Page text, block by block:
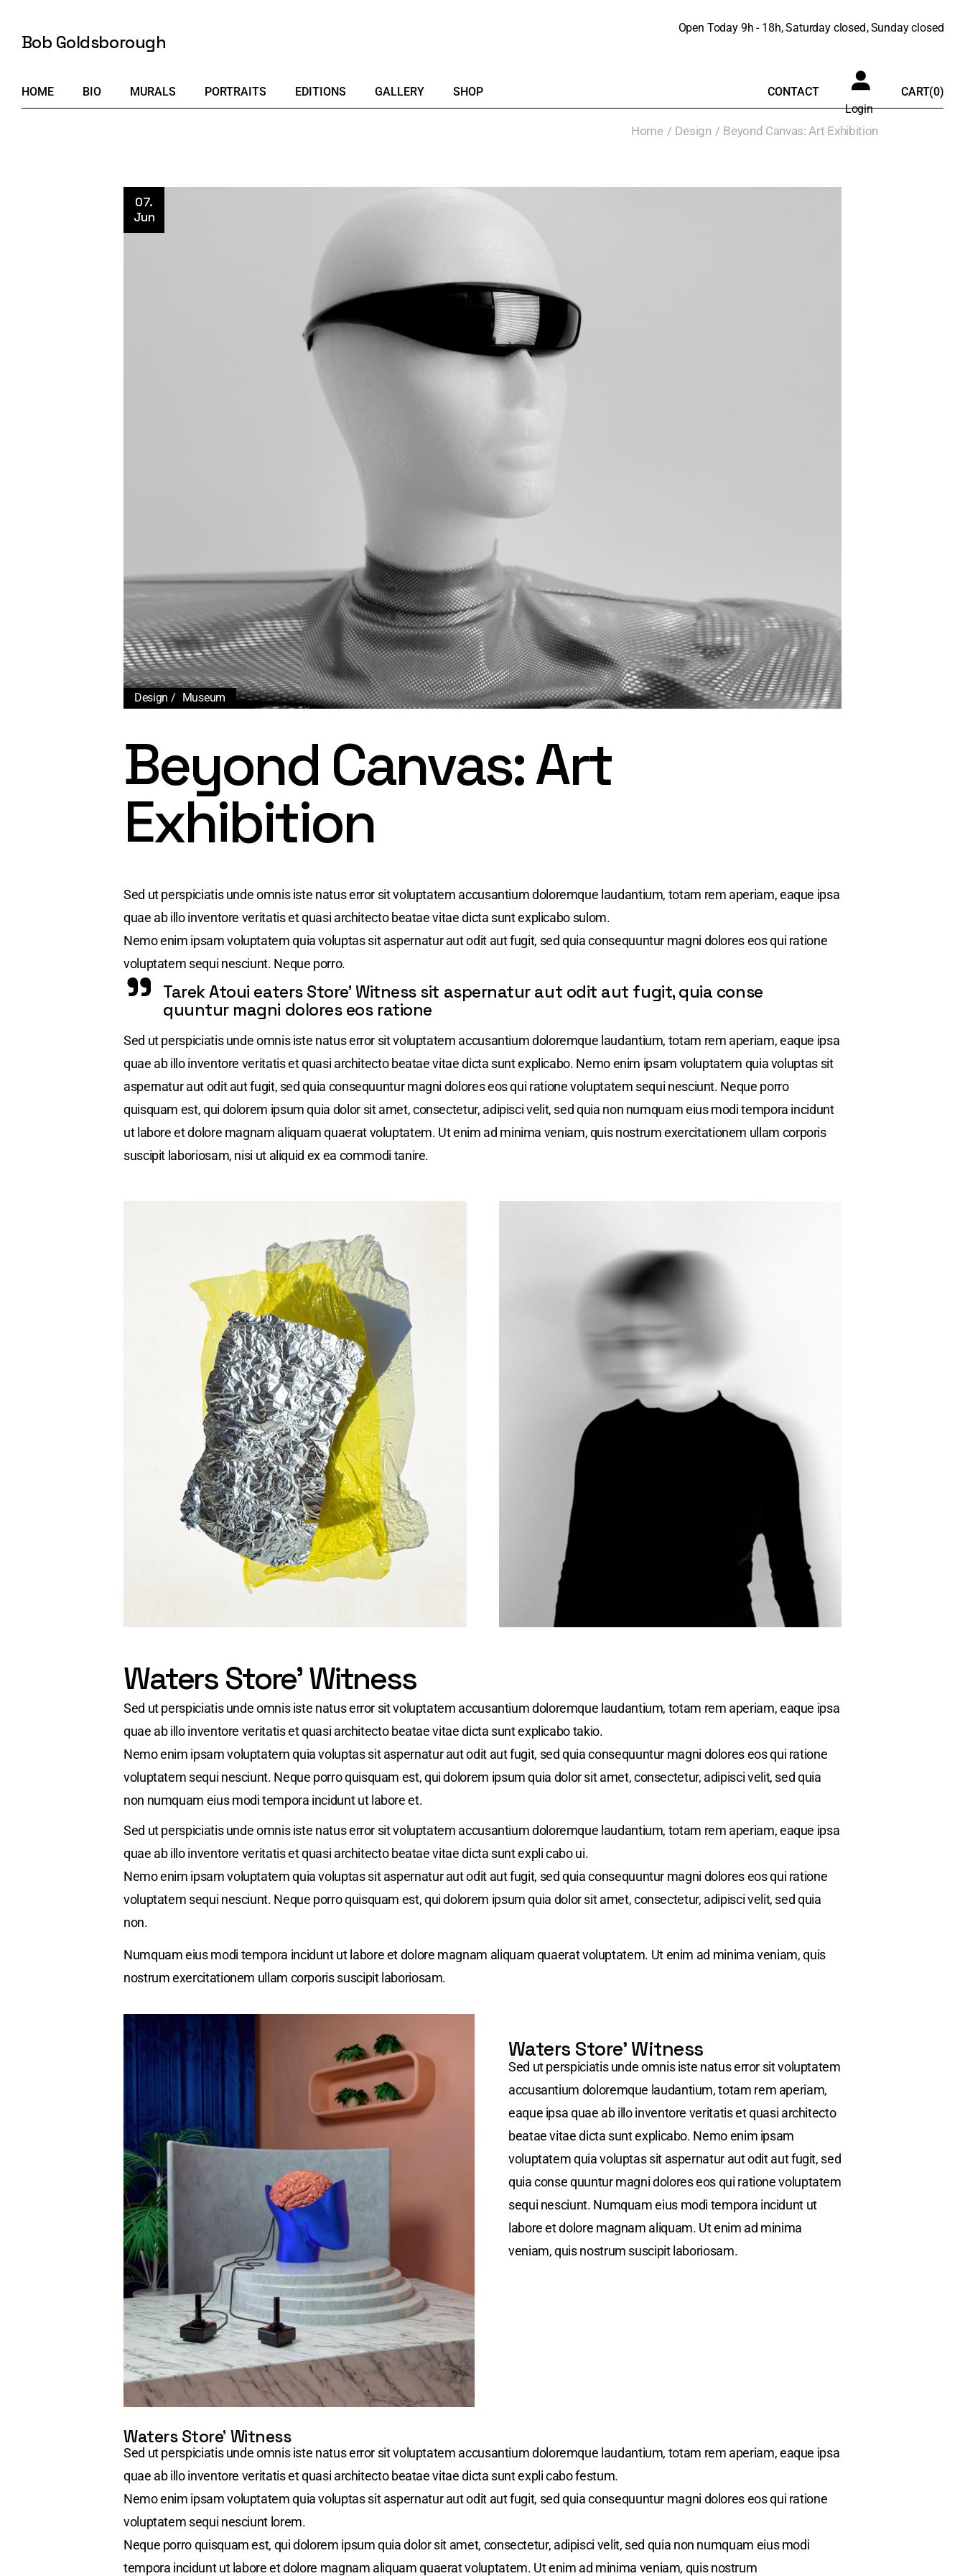
Bob Goldsborough
Open Today 9h - 18h Saturday closed Sunday closed
HOME BIO MURALS PORTRAITS EDITIONS GALLERY SHOP
CONTACT
Login
CART(0)
Home Design Beyond Canvas: Art Exhibition
07.
Jun
Design Museum
Beyond Canvas: Art
Exhibition
Sed ut perspiciatis unde omnis iste natus error sit voluptatem accusantium doloremque laudantium, totam rem aperiam, eaque ipsa
quae ab illo inventore veritatis et quasi architecto beatae vitae dicta sunt explicabo sulom.
Nemo enim ipsam voluptatem quia voluptas sit aspernatur aut odit aut fugit, sed quia consequuntur magni dolores eos qui ratione
voluptatem sequi nesciunt. Neque porro.
Tarek Atoui eaters Store’ Witness sit aspernatur aut odit aut fugit, quia conse
quuntur magni dolores eos ratione
Sed ut perspiciatis unde omnis iste natus error sit voluptatem accusantium doloremque laudantium, totam rem aperiam, eaque ipsa
quae ab illo inventore veritatis et quasi architecto beatae vitae dicta sunt explicabo. Nemo enim ipsam voluptatem quia voluptas sit
aspernatur aut odit aut fugit, sed quia consequuntur magni dolores eos qui ratione voluptatem sequi nesciunt. Neque porro
quisquam est, qui dolorem ipsum quia dolor sit amet, consectetur, adipisci velit, sed quia non numquam eius modi tempora incidunt
ut labore et dolore magnam aliquam quaerat voluptatem. Ut enim ad minima veniam, quis nostrum exercitationem ullam corporis
suscipit laboriosam, nisi ut aliquid ex ea commodi tanire.
Waters Store' Witness
Sed ut perspiciatis unde omnis iste natus error sit voluptatem accusantium doloremque laudantium, totam rem aperiam, eaque ipsa
quae ab illo inventore veritatis et quasi architecto beatae vitae dicta sunt explicabo takio.
Nemo enim ipsam voluptatem quia voluptas sit aspernatur aut odit aut fugit, sed quia consequuntur magni dolores eos qui ratione
voluptatem sequi nesciunt. Neque porro quisquam est, qui dolorem ipsum quia dolor sit amet, consectetur, adipisci velit, sed quia
non numquam eius modi tempora incidunt ut labore et.
Sed ut perspiciatis unde omnis iste natus error sit voluptatem accusantium doloremque laudantium, totam rem aperiam, eaque ipsa
quae ab illo inventore veritatis et quasi architecto beatae vitae dicta sunt expli cabo ui.
Nemo enim ipsam voluptatem quia voluptas sit aspernatur aut odit aut fugit, sed quia consequuntur magni dolores eos qui ratione
voluptatem sequi nesciunt. Neque porro quisquam est, qui dolorem ipsum quia dolor sit amet, consectetur, adipisci velit, sed quia
non.
Numquam eius modi tempora incidunt ut labore et dolore magnam aliquam quaerat voluptatem. Ut enim ad minima veniam, quis
nostrum exercitationem ullam corporis suscipit laboriosam.
Waters Store' Witness
Sed ut perspiciatis unde omnis iste natus error sit voluptatem
accusantium doloremque laudantium, totam rem aperiam,
eaque ipsa quae ab illo inventore veritatis et quasi architecto
beatae vitae dicta sunt explicabo. Nemo enim ipsam
voluptatem quia voluptas sit aspernatur aut odit aut fugit, sed
quia conse quuntur magni dolores eos qui ratione voluptatem
sequi nesciunt. Numquam eius modi tempora incidunt ut
labore et dolore magnam aliquam. Ut enim ad minima
veniam, quis nostrum suscipit laboriosam.
Waters Store’ Witness
Sed ut perspiciatis unde omnis iste natus error sit voluptatem accusantium doloremque laudantium, totam rem aperiam, eaque ipsa
quae ab illo inventore veritatis et quasi architecto beatae vitae dicta sunt expli cabo festum.
Nemo enim ipsam voluptatem quia voluptas sit aspernatur aut odit aut fugit, sed quia consequuntur magni dolores eos qui ratione
voluptatem sequi nesciunt lorem.
Neque porro quisquam est, qui dolorem ipsum quia dolor sit amet, consectetur, adipisci velit, sed quia non numquam eius modi
tempora incidunt ut labore et dolore magnam aliquam quaerat voluptatem. Ut enim ad minima veniam, quis nostrum